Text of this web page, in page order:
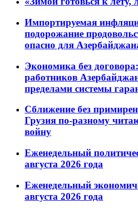
Импортируемая
подорожание
опасно для
Экономика без
работников
пределами системы
Сближение без
Грузия по-разному
войну
Еженедельный
августа 2026 года
Еженедельный
августа 2026 года